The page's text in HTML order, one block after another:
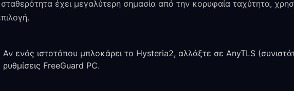
έχει μεγαλύτερη σημασία από την κορυφαία ταχύτητα,
Αν ενός ιστοτόπου μπλοκάρει το Hysteria2, αλλάξτε σε AnyTLS
ρυθμίσεις FreeGuard PC.